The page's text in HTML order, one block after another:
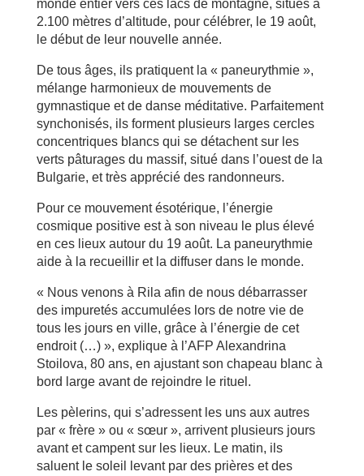
monde entier vers ces lacs de montagne, situés à
2.100 mètres d’altitude, pour célébrer, le 19 août,
le début de leur nouvelle année.
De tous âges, ils pratiquent la « paneurythmie »,
mélange harmonieux de mouvements de
gymnastique et de danse méditative. Parfaitement
synchonisés, ils forment plusieurs larges cercles
concentriques blancs qui se détachent sur les
verts pâturages du massif, situé dans l’ouest de la
Bulgarie, et très apprécié des randonneurs.
Pour ce mouvement ésotérique, l’énergie
cosmique positive est à son niveau le plus élevé
en ces lieux autour du 19 août. La paneurythmie
aide à la recueillir et la diffuser dans le monde.
« Nous venons à Rila afin de nous débarrasser
des impuretés accumulées lors de notre vie de
tous les jours en ville, grâce à l’énergie de cet
endroit (…) », explique à l’AFP Alexandrina
Stoilova, 80 ans, en ajustant son chapeau blanc à
bord large avant de rejoindre le rituel.
Les pèlerins, qui s’adressent les uns aux autres
par « frère » ou « sœur », arrivent plusieurs jours
avant et campent sur les lieux. Le matin, ils
saluent le soleil levant par des prières et des